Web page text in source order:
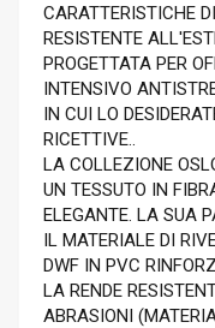
CARATTERISTICHE
RESISTENTE
PROGETTATA PER
INTENSIVO
IN CUI LO
RICETTIVE..
LA COLLEZIONE
UN TESSUTO IN
ELEGANTE. LA SUA
IL MATERIALE DI
DWF IN PVC
LA RENDE
ABRASIONI